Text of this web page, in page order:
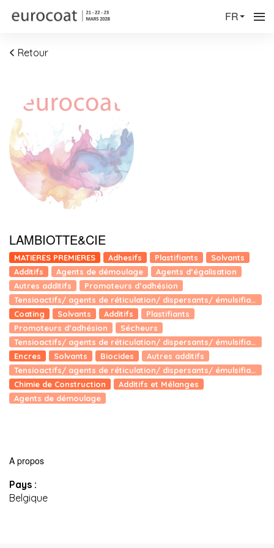
FR
Retour
LAMBIOTTE&CIE
MATIERES PREMIERES Adhesifs Plastifiants
Solvants
Additifs
Agents de démoulage
Agents d’égalisation
Autres additifs
Promoteurs d’adhésion
Tensioactifs/ agents de réticulation/ dispersants/ émulsifiants
Coating
Solvants Additifs
Plastifiants
Promoteurs d’adhésion
Sécheurs
Tensioactifs/ agents de réticulation/ dispersants/ émulsifiants
Encres
Solvants Biocides
Autres additifs
Tensioactifs/ agents de réticulation/ dispersants/ émulsifiants
Chimie de Construction
Additifs et Mélanges
Agents de démoulage
A propos
Pays :
Belgique